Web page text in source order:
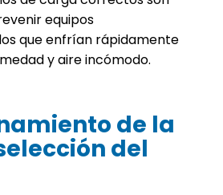
equipos
que enfrían rápidamente
y aire incómodo.
de la
del